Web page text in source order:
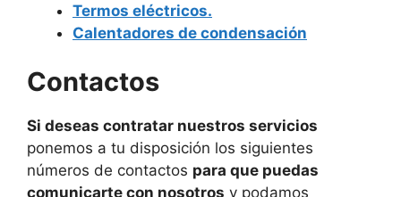
Termos eléctricos.
Calentadores de condensación
Contactos
Si deseas contratar nuestros servicios
ponemos a tu disposición los siguientes
números de contactos para que puedas
comunicarte con nosotros y podamos